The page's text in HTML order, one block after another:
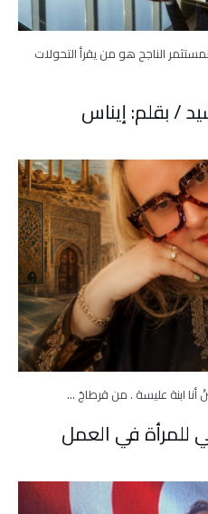
الناجح هو من يقرأ التحولات
/ بقلم: إيناس
أنا ابنة عليسة . من قرطاجَ …
للمرأة في العمل